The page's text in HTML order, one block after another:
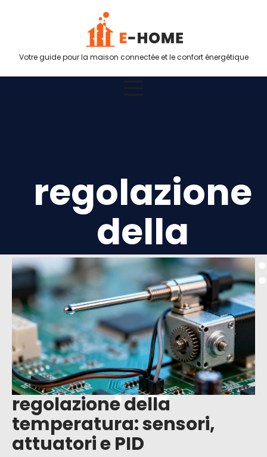
Votre guide pour la maison connectée et le confort énergétique
regolazione
della
temperatura:
sensori,
attuatori e
PID
regolazione della
temperatura: sensori,
attuatori e PID